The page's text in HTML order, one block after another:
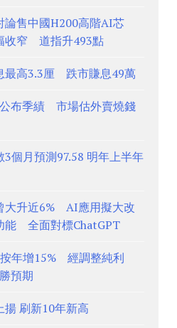
論售中國H200高階AI芯
收窄 道指升493點
最高3.3厘 跌市賺息49萬
布季績 市場估外賣燒錢
個月預測97.58 明年上半年
大升近6% AI應用擬大改
能 全面對標ChatGPT
年增15% 經調整純利
預期
揚 刷新10年新高